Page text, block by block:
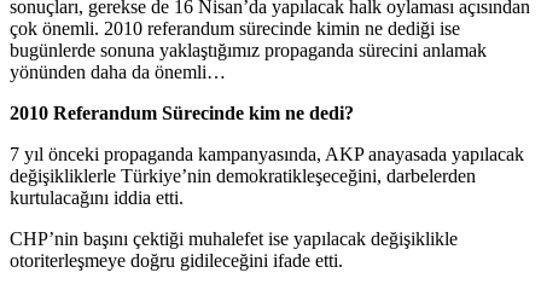
sonuçları, gerekse de 16 Nisan’da yapılacak halk oylaması açısından
çok önemli. 2010 referandum sürecinde kimin ne dediği ise
bugünlerde sonuna yaklaştığımız propaganda sürecini anlamak
yönünden daha da önemli…
2010 Referandum Sürecinde kim ne dedi?
7 yıl önceki propaganda kampanyasında, AKP anayasada yapılacak
değişikliklerle Türkiye’nin demokratikleşeceğini, darbelerden
kurtulacağını iddia etti.
CHP’nin başını çektiği muhalefet ise yapılacak değişiklikle
otoriterleşmeye doğru gidileceğini ifade etti.